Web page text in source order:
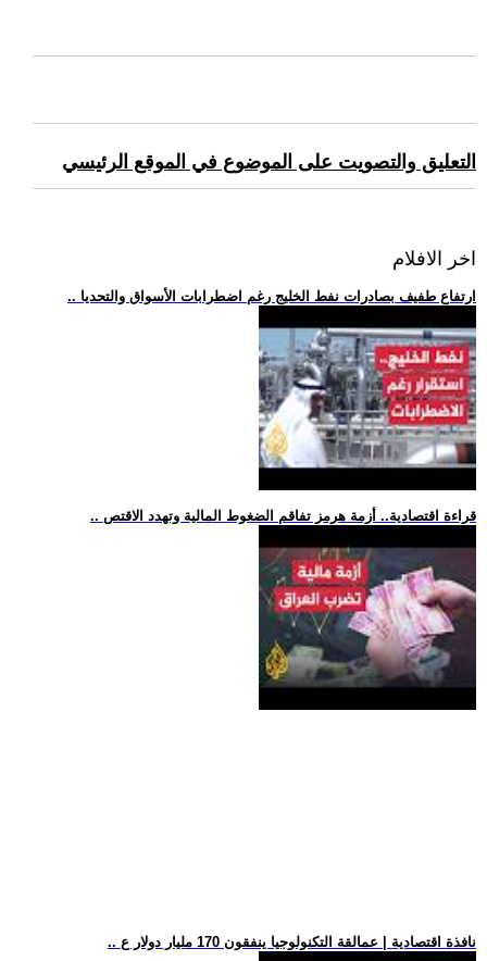
التعليق والتصويت على الموضوع في الموقع الرئيسي
اخر الافلام
.. ارتفاع طفيف بصادرات نفط الخليج رغم اضطرابات الأسواق والتحديا
.. قراءة اقتصادية.. أزمة هرمز تفاقم الضغوط المالية وتهدد الاقتص
.. نافذة اقتصادية | عمالقة التكنولوجيا ينفقون 170 مليار دولار ع